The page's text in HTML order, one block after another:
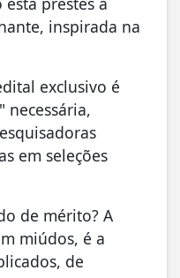
inspirada na
exclusivo é
necessária,
em seleções
de mérito? A
miúdos, é a
de